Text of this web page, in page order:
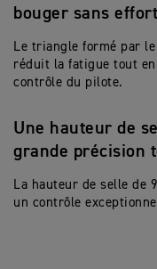
bouger sans effort
Le triangle formé par
réduit la fatigue tout
contrôle du pilote.
Une hauteur de
grande précision
La hauteur de selle de
un contrôle